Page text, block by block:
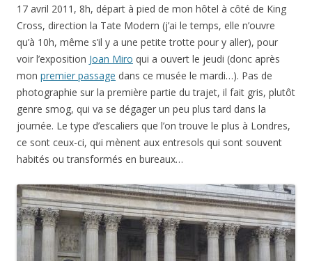
17 avril 2011, 8h, départ à pied de mon hôtel à côté de King
Cross, direction la Tate Modern (j’ai le temps, elle n’ouvre
qu’à 10h, même s’il y a une petite trotte pour y aller), pour
voir l’exposition Joan Miro qui a ouvert le jeudi (donc après
mon premier passage dans ce musée le mardi…). Pas de
photographie sur la première partie du trajet, il fait gris, plutôt
genre smog, qui va se dégager un peu plus tard dans la
journée. Le type d’escaliers que l’on trouve le plus à Londres,
ce sont ceux-ci, qui mènent aux entresols qui sont souvent
habités ou transformés en bureaux…